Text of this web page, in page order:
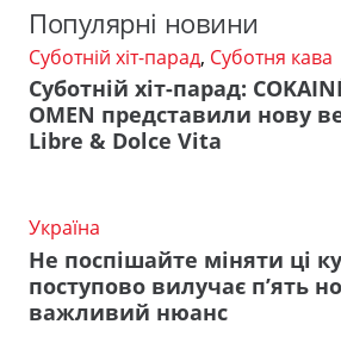
Популярні новини
Суботній хіт-парад, Суботня кава
Суботній хіт-парад:
OMEN представили нову
Libre & Dolce Vita
Україна
Не поспішайте міняти ці
поступово вилучає п’ять
важливий нюанс